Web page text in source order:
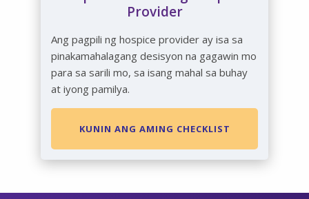
Provider
Ang pagpili ng hospice provider ay isa sa
pinakamahalagang desisyon na gagawin mo
para sa sarili mo, sa isang mahal sa buhay
at iyong pamilya.
KUNIN ANG AMING CHECKLIST